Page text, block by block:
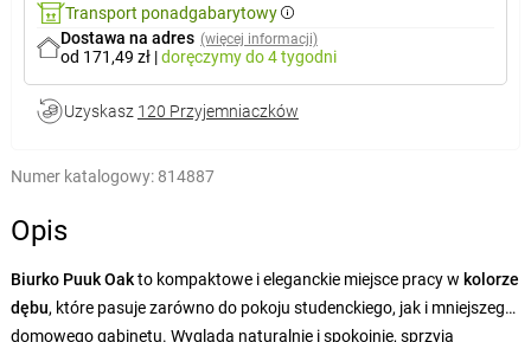
Transport ponadgabarytowy
Dostawa na adres (więcej informacji)
od 171,49 zł |doręczymydo 4 tygodni
Uzyskasz 120 Przyjemniaczków
Numer katalogowy: 814887
Opis
Biurko Puuk Oakto kompaktowe i eleganckie miejsce pracy w kolorze
dębu, które pasuje zarówno do pokoju studenckiego, jak i mniejszego
domowego gabinetu. Wygląda naturalnie i spokojnie, sprzyja